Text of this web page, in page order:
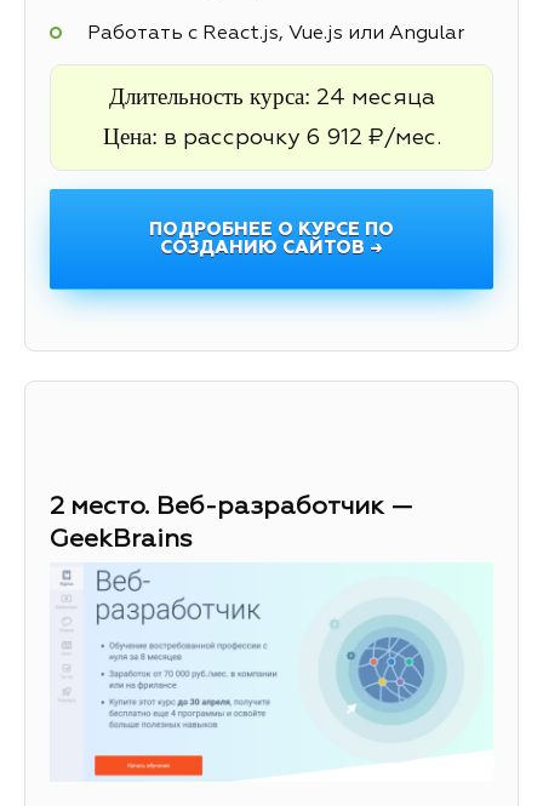
Работать с React.js, Vue.js или Angular
Длительность курса: 24 месяца
Цена: в рассрочку 6 912 ₽/мес.
ПОДРОБНЕЕ О КУРСЕ ПО
СОЗДАНИЮ САЙТОВ →
2 место. Веб-разработчик —
GeekBrains